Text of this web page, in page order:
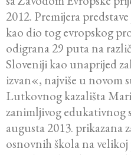
2012. Premijera
kao dio tog evropskog
odigrana 29 puta na
Sloveniji kao unaprijed
izvan«, najviše u novom
Lutkovnog kazališta
zanimljivog edukativnog
augusta 2013. prikazana
osnovnih škola na